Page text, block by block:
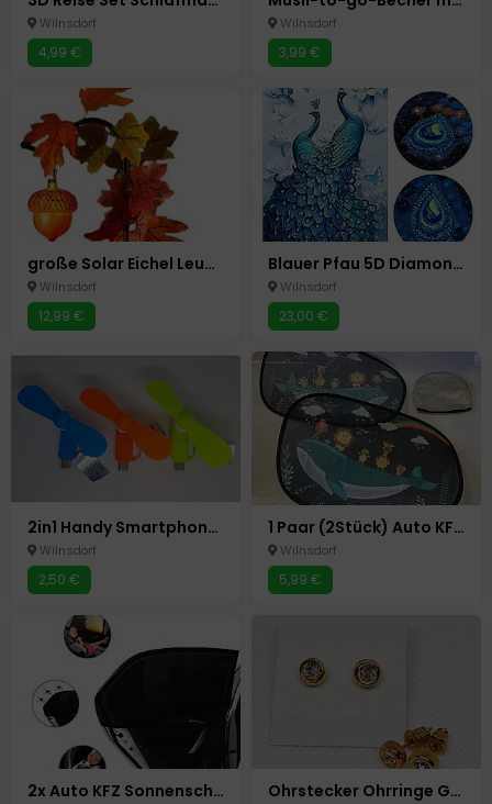
Wilnsdorf
4,99 €
Wilnsdorf
3,99 €
große Solar Eichel Leuchte Herbst Deko Gartenstecker
Wilnsdorf
12,99 €
Blauer Pfau 5D Diamond Painting Diamant Malerei Basteln Malen 60x100cm
Wilnsdorf
23,00 €
2in1 Handy Smartphone Mini Ventilator Micro USB +USB- C 3 Farben Android
Wilnsdorf
2,50 €
1 Paar (2Stück) Auto KFZ Sonnenschutz Kinder Sonnenblende 51x31cm
Wilnsdorf
5,99 €
2x Auto KFZ Sonnenschutz Sonnenblende Baby Kinder UV Schutz Abdeckung Ohrstecker Ohrringe Goldfarbend Strass Neu